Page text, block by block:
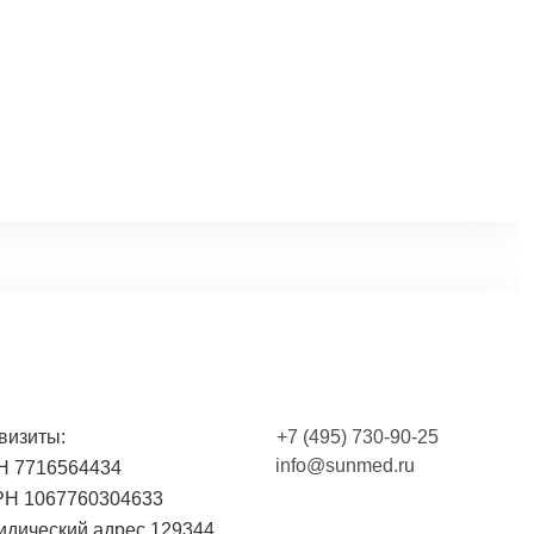
арт. 80903
7716564434
1067760304633
адрес 129344,
+7 (495) 730-90-25
info@sunmed.ru